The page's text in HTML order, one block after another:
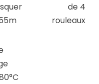
de 4
rouleaux